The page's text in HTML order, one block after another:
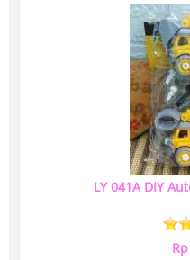
LY 041A DIY